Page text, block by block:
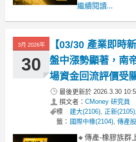
高達4.20%。盤中
個股如南港
對於輪胎產業庫
復甦力道不足的
繼續閱讀...
3月 2026年
30
【03/30 產業即時
盤中漲勢顯著，南
場資金回流評價受
最後更新於 2026.3.30
撰文者： CMoney 研究員
標
籤：
建大(2106), 正新(2105),
國際中橡(2104), 傳產股
🔸傳產-橡膠族群